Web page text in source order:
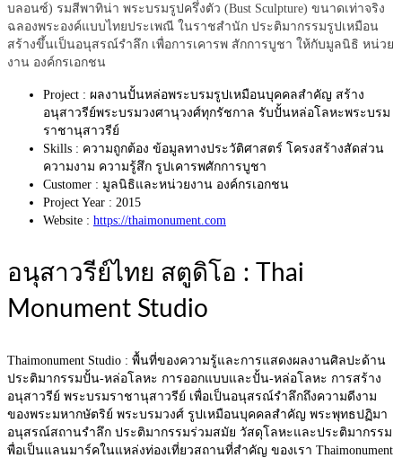
บลอนซ์) รมสีพาทิน่า พระบรมรูปครึ่งตัว (Bust Sculpture) ขนาดเท่าจริง
ฉลองพระองค์แบบไทยประเพณี ในราชสำนัก ประติมากรรมรูปเหมือน
สร้างขึ้นเป็นอนุสรณ์รำลึก เพื่อการเคารพ สักการบูชา ให้กับมูลนิธิ หน่วย
งาน องค์กรเอกชน
Project : ผลงานปั้นหล่อพระบรมรูปเหมือนบุคคลสำคัญ สร้าง
อนุสาวรีย์พระบรมวงศานุวงศ์ทุกรัชกาล รับปั้นหล่อโลหะพระบรม
ราชานุสาวรีย์
Skills : ความถูกต้อง ข้อมูลทางประวัติศาสตร์ โครงสร้างสัดส่วน
ความงาม ความรู้สึก รูปเคารพศักการบูชา
Customer : มูลนิธิและหน่วยงาน องค์กรเอกชน
Project Year : 2015
Website : https://thaimonument.com
อนุสาวรีย์ไทย สตูดิโอ : Thai
Monument Studio
Thaimonument Studio : พื้นที่ของความรู้และการแสดงผลงานศิลปะด้าน
ประติมากรรมปั้น-หล่อโลหะ การออกแบบและปั้น-หล่อโลหะ การสร้าง
อนุสาวรีย์ พระบรมราชานุสาวรีย์ เพื่อเป็นอนุสรณ์รำลึกถึงความดีงาม
ของพระมหากษัตริย์ พระบรมวงศ์ รูปเหมือนบุคคลสำคัญ พระพุทธปฏิมา
อนุสรณ์สถานรำลึก ประติมากรรมร่วมสมัย วัสดุโลหะและประติมากรรม
พื่อเป็นแลนมาร์คในแหล่งท่องเที่ยวสถานที่สำคัญ ของเรา Thaimonument